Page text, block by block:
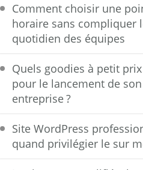
Comment choisir une
horaire sans compliquer
quotidien des équipes
Quels goodies à petit
pour le lancement de son
entreprise ?
Site WordPress
quand privilégier le sur